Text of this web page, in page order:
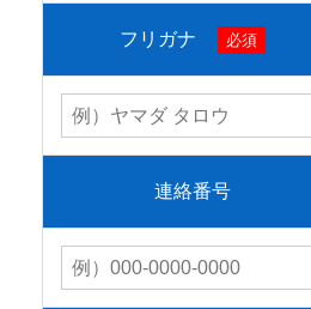
フリガナ 必須
連絡番号